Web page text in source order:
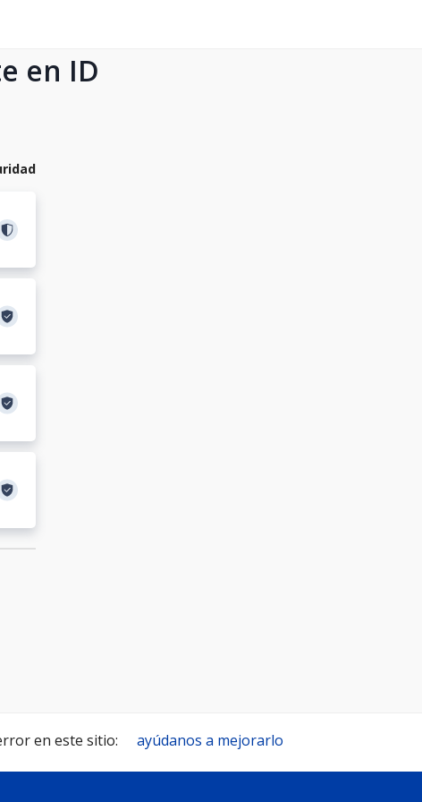
en ID
en este sitio: ayúdanos a mejorarlo